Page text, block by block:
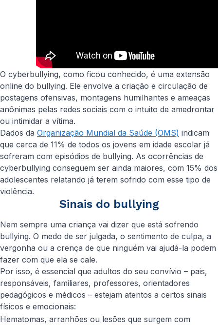
O cyberbullying, como ficou conhecido, é uma extensão
online do bullying. Ele envolve a criação e circulação de
postagens ofensivas, montagens humilhantes e ameaças
anônimas pelas redes sociais com o intuito de amedrontar
ou intimidar a vítima.
Dados da Organização Mundial da Saúde (OMS) indicam
que cerca de 11% de todos os jovens em idade escolar já
sofreram com episódios de bullying. As ocorrências de
cyberbullying conseguem ser ainda maiores, com 15% dos
adolescentes relatando já terem sofrido com esse tipo de
violência.
Sinais do bullying
Nem sempre uma criança vai dizer que está sofrendo
bullying. O medo de ser julgada, o sentimento de culpa, a
vergonha ou a crença de que ninguém vai ajudá-la podem
fazer com que ela se cale.
Por isso, é essencial que adultos do seu convívio – pais,
responsáveis, familiares, professores, orientadores
pedagógicos e médicos – estejam atentos a certos sinais
físicos e emocionais:
Hematomas, arranhões ou lesões que surgem com